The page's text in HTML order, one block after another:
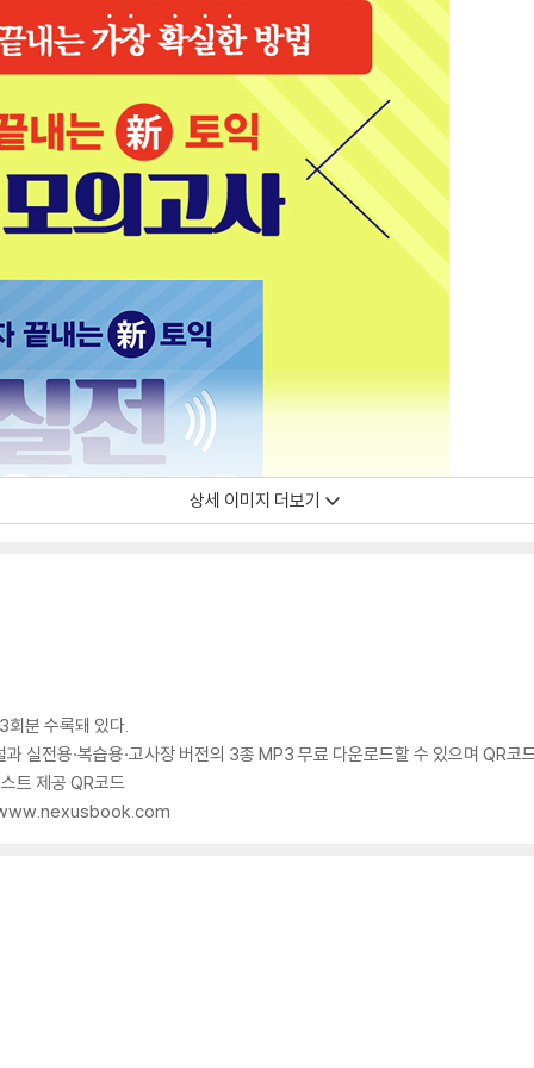
상세 이미지 더보기
회분 수록돼 있다.
실전용·복습용·고사장 버전의 3종 MP3 무료 다운로드할 수 있으며 QR
트 제공 QR코드
www.nexusbook.com